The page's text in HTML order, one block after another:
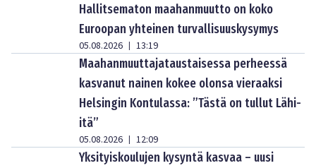
Hallitsematon maahanmuutto on koko
Euroopan yhteinen turvallisuuskysymys
05.08.2026 | 13:19
Maahanmuuttajataustaisessa perheessä
kasvanut nainen kokee olonsa vieraaksi
Helsingin Kontulassa: ”Tästä on tullut Lähi-
itä”
05.08.2026 | 12:09
Yksityiskoulujen kysyntä kasvaa – uusi